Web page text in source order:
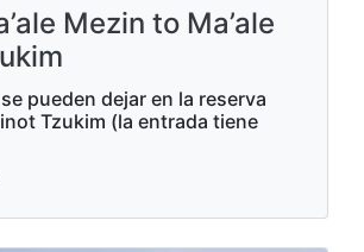
Mezin to Ma’ale
pueden dejar en la reserva
Tzukim (la entrada tiene